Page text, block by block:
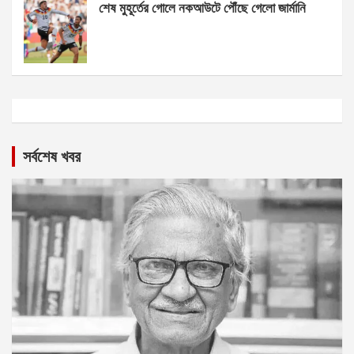
শেষ মুহূর্তের গোলে নকআউটে পৌঁছে গেলো জার্মানি
সর্বশেষ খবর